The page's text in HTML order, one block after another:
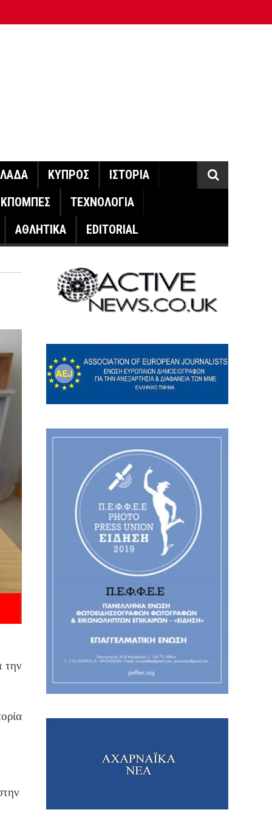
ΚΥΠΡΟΣ
ΙΣΤΟΡΙΑ
ΤΕΧΝΟΛΟΓΙΑ
ΑΘΛΗΤΙΚΑ
EDITORIAL
την